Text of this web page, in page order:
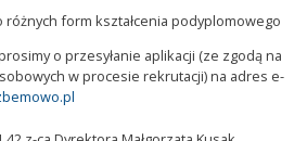
form kształcenia podyplomowego
o przesyłanie aplikacji (ze zgodą na
w procesie rekrutacji) na adres e-